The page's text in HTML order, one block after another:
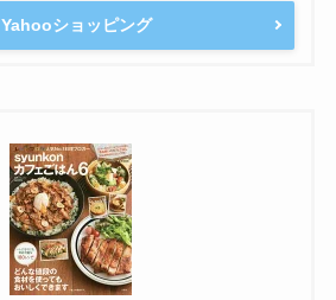
Yahooショッピング